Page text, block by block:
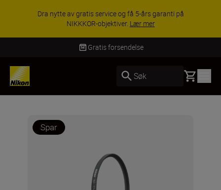
Dra nytte av gratis service og få 5-års garanti på
NIKKKOR-objektiver. Lær mer
Gratis forsendelse
Søk Basket
Spar